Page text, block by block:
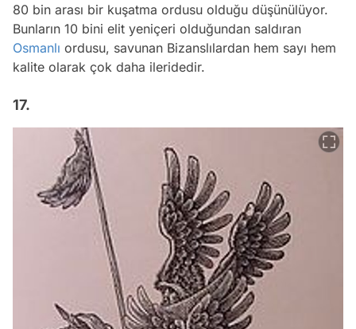
80 bin arası bir kuşatma ordusu olduğu düşünülüyor.
Bunların 10 bini elit yeniçeri olduğundan saldıran
Osmanlı ordusu, savunan Bizanslılardan hem sayı hem
kalite olarak çok daha ileridedir.
17.